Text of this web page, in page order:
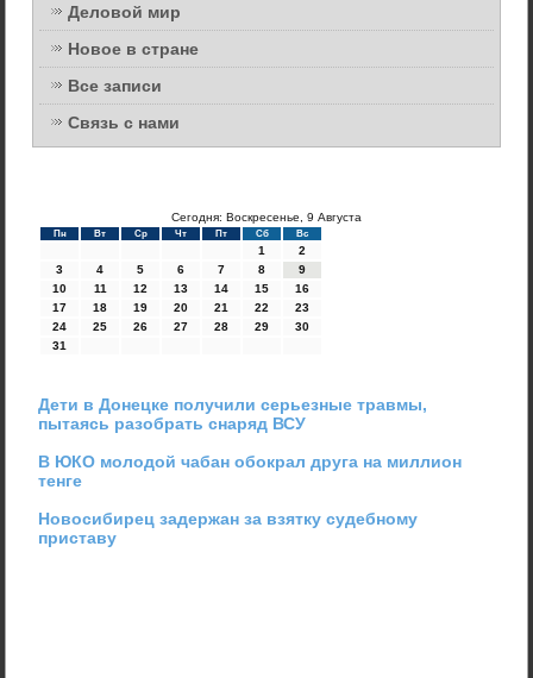
Деловой мир
Новое в стране
Все записи
Связь с нами
Сегодня: Воскресенье, 9 Августа
Пн Вт Ср Чт Пт Сб Вс
1
2
3
4 5 6 7 8
9
10
11 12 13 14 15
16
17
18 19 20 21 22
23
24
25 26 27 28 29
30
31
Дети в Донецке получили серьезные травмы,
пытаясь разобрать снаряд ВСУ
В ЮКО молодой чабан обокрал друга на миллион
тенге
Новосибирец задержан за взятку судебному
приставу